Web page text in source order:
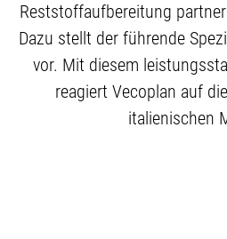
Reststoffaufbereitung
Dazu stellt der führende
vor. Mit diesem
reagiert Vecoplan auf
italienischen